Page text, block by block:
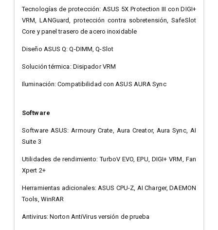
Tecnologías de protección: ASUS 5X Protection III con DIGI+
VRM, LANGuard, protección contra sobretensión, SafeSlot
Core y panel trasero de acero inoxidable
Diseño ASUS Q: Q-DIMM, Q-Slot
Solución térmica: Disipador VRM
Iluminación: Compatibilidad con ASUS AURA Sync
Software
Software ASUS: Armoury Crate, Aura Creator, Aura Sync, AI
Suite 3
Utilidades de rendimiento: TurboV EVO, EPU, DIGI+ VRM, Fan
Xpert 2+
Herramientas adicionales: ASUS CPU-Z, AI Charger, DAEMON
Tools, WinRAR
Antivirus: Norton AntiVirus versión de prueba